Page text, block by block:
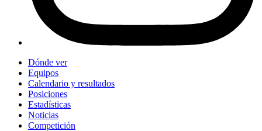
Dónde ver
Equipos
Calendario y resultados
Posiciones
Estadísticas
Noticias
Competición